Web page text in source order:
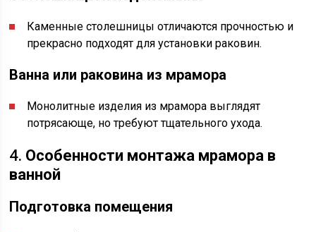
Каменные столешницы отличаются прочностью и
прекрасно подходят для установки раковин.
Ванна или раковина из мрамора
Монолитные изделия из мрамора выглядят
потрясающе, но требуют тщательного ухода.
4. Особенности монтажа мрамора в
ванной
Подготовка помещения